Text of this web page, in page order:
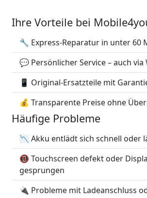
Ihre Vorteile bei
🔧 Express-Reparatur in unter 60
💬 Persönlicher Service – auch via
📱 Original-Ersatzteile mit
💰 Transparente Preise ohne
Häufige Probleme
📉 Akku entlädt sich schnell oder
📵 Touchscreen defekt oder
gesprungen
🔌 Probleme mit Ladeanschluss